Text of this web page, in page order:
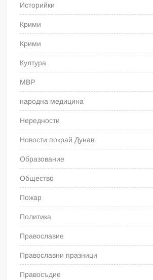
Историйки
Крими
Крими
Култура
МВР
народна медицина
Нередности
Новости покрай Дунав
Образование
Общество
Пожар
Политика
Православие
Православни празници
Правосъдие